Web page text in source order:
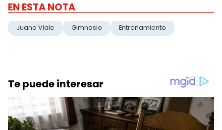
EN ESTA NOTA
Juana Viale Gimnasio Entrenamiento